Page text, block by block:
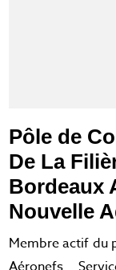
Pôle de
De La
Bordeaux
Nouvelle
Membre actif du